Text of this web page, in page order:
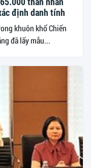
định danh tính
khuôn khổ Chiến
đã lấy mẫu...